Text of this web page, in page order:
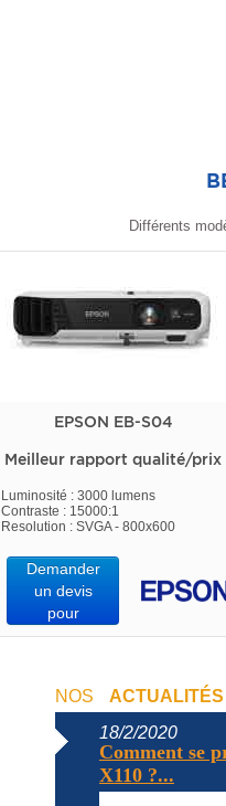
Différents
EPSON EB-S04
Meilleur rapport qualité/prix
Luminosité : 3000 lumens
Contraste : 15000:1
Resolution : SVGA - 800x600
Demander
un devis
pour
NOS ACTUALITÉS
18/2/2020
Comment se
X110 ?...